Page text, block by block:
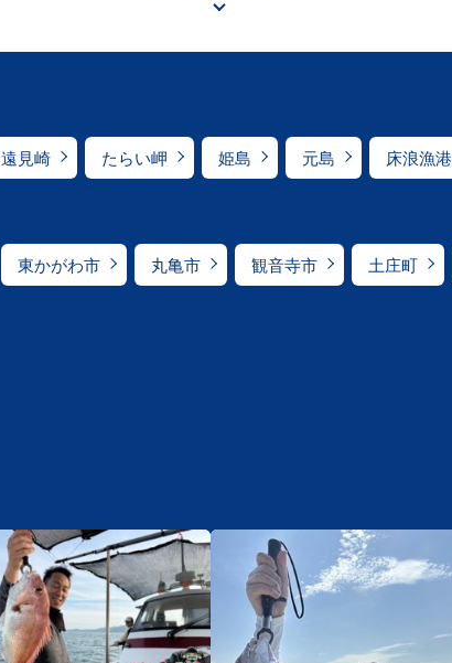
遠見崎 たらい岬 姫島 元島 床浪漁港
東かがわ市 丸亀市 観音寺市 土庄町